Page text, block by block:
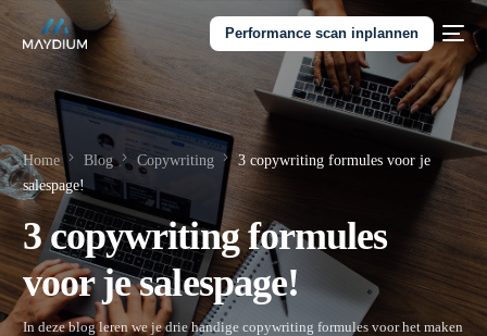
Performance scan inplannen
Home Blog Copywriting
3 copywriting formules voor je
salespage!
3 copywriting formules
voor je salespage!
In deze blog leren we je drie handige copywriting formules voor het maken